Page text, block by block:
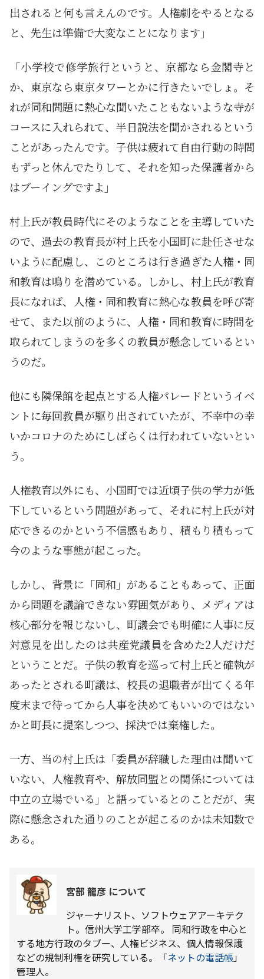
出されると何も言えんのです。人権劇をやるとなる
と、先生は準備で大変なことになります」
「小学校で修学旅行というと、京都なら金閣寺と
か、東京なら東京タワーとかに行きたいでしょ。そ
れが同和問題に熱心な聞いたこともないような寺が
コースに入れられて、半日説法を聞かされるという
ことがあったんです。子供は疲れて自由行動の時間
もずっと休んでたりして、それを知った保護者から
はブーイングですよ」
村上氏が教員時代にそのようなことを主導していた
ので、過去の教育長が村上氏を小国町に赴任させな
いように配慮し、このところは行き過ぎた人権・同
和教育は鳴りを潜めている。しかし、村上氏が教育
長になれば、人権・同和教育に熱心な教員を呼び寄
せて、また以前のように、人権・同和教育に時間を
取られてしまうのを多くの教員が懸念しているとい
うのだ。
他にも隣保館を起点とする人権パレードというイベ
ントに毎回教員が駆り出されていたが、不幸中の幸
いかコロナのためにしばらくは行われていないとい
う。
人権教育以外にも、小国町では近頃子供の学力が低
下しているという問題があって、それに村上氏が対
応できるのかという不信感もあり、積もり積もって
今のような事態が起こった。
しかし、背景に「同和」があることもあって、正面
から問題を議論できない雰囲気があり、メディアは
核心部分を報じないし、町議会でも明確に人事に反
対意見を出したのは共産党議員を含めた2人だけだ
ということだ。子供の教育を巡って村上氏と確執が
あったとされる町議は、校長の退職者が出てくる年
度末まで待ってから人事を決めてもいいのではない
かと町長に提案しつつ、採決では棄権した。
一方、当の村上氏は「委員が辞職した理由は聞いて
いない、人権教育や、解放同盟との関係については
中立の立場でいる」と語っているとのことだが、実
際に懸念された通りのことが起こるのかは未知数で
ある。
宮部 龍彦 について
ジャーナリスト、ソフトウェアアーキテク
ト。信州大学工学部卒。 同和行政を中心と
する地方行政のタブー、人権ビジネス、個人情報保護
などの規制利権を研究している。「ネットの電話帳」
管理人。